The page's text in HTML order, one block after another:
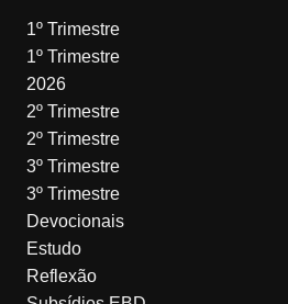
1º Trimestre
1º Trimestre
2026
2º Trimestre
2º Trimestre
3º Trimestre
3º Trimestre
Devocionais
Estudo
Reflexão